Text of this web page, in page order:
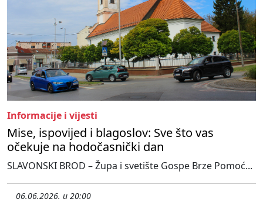
Informacije i vijesti
Mise, ispovijed i blagoslov: Sve što vas
očekuje na hodočasnički dan
SLAVONSKI BROD – Župa i svetište Gospe Brze Pomoć...
06.06.2026. u 20:00